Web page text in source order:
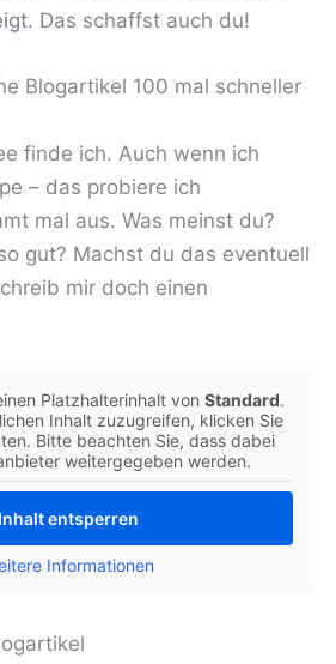
. Das schaffst auch du!
Blogartikel 100 mal schneller
finde ich. Auch wenn ich
– das probiere ich
mal aus. Was meinst du?
gut? Machst du das eventuell
mir doch einen
Platzhalterinhalt von Standard.
Inhalt zuzugreifen, klicken Sie
Bitte beachten Sie, dass dabei
weitergegeben werden.
Inhalt entsperren
Informationen